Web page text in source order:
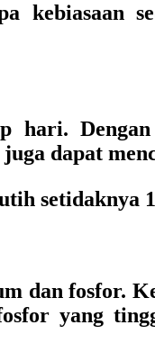
kebiasaan
hari.
dapat
setidaknya
dan fosfor.
yang